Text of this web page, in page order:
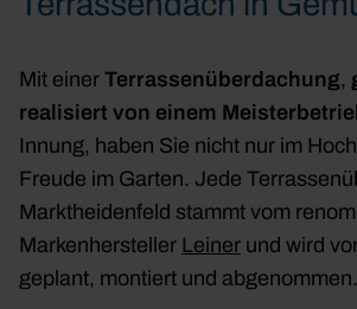
Mit einer Terrassenüberdachung,
realisiert von einem
Innung, haben Sie nicht nur im
Freude im Garten. Jede
Marktheidenfeld stammt vom
Markenhersteller Leiner und wird
geplant, montiert und abgenommen.